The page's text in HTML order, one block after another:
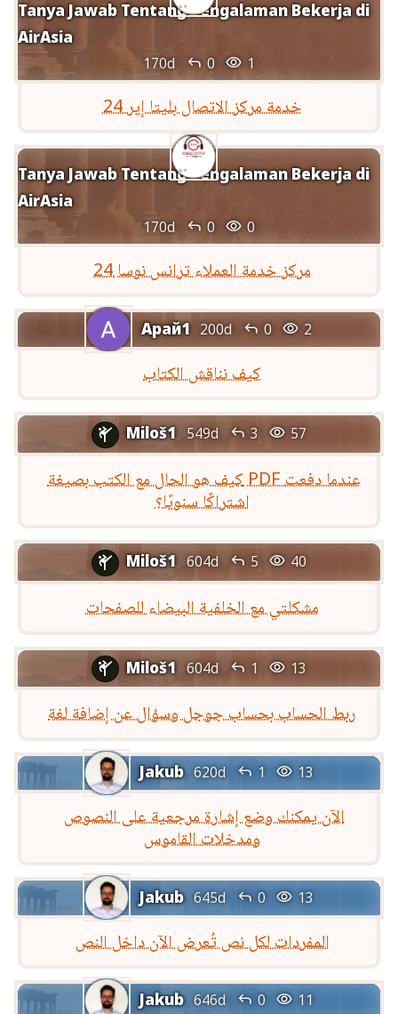
Tanya Jawab Tentang Pengalaman Bekerja di
AirAsia
170d  0  1
خدمة مركز الاتصال بليتا إير 24
Tanya Jawab Tentang Pengalaman Bekerja di
AirAsia
170d  0  0
مركز خدمة العملاء ترانس نوسا 24
Арай1 200d  0  2
كيف نناقش الكتاب
 Miloš1 549d  3  57
كيف هو الحال مع الكتب بصيغة PDF عندما دفعت
اشتراكًا سنويًا؟
 Miloš1 604d  5  40
مشكلتي مع الخلفية البيضاء للصفحات
 Miloš1 604d  1  13
ربط الحساب بحساب جوجل وسؤال عن إضافة لغة
Jakub 620d  1  13
الآن يمكنك وضع إشارة مرجعية على النصوص
ومدخلات القاموس
Jakub 645d  0  13
المفردات لكل نص تُعرض الآن داخل النص
Jakub 646d  0  11